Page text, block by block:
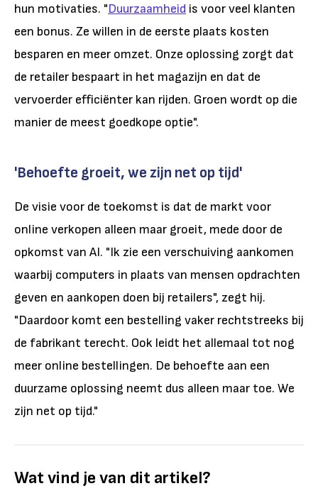
hun motivaties. "Duurzaamheid is voor veel klanten
een bonus. Ze willen in de eerste plaats kosten
besparen en meer omzet. Onze oplossing zorgt dat
de retailer bespaart in het magazijn en dat de
vervoerder efficiënter kan rijden. Groen wordt op die
manier de meest goedkope optie".
'Behoefte groeit, we zijn net op tijd'
De visie voor de toekomst is dat de markt voor
online verkopen alleen maar groeit, mede door de
opkomst van AI. "Ik zie een verschuiving aankomen
waarbij computers in plaats van mensen opdrachten
geven en aankopen doen bij retailers", zegt hij.
"Daardoor komt een bestelling vaker rechtstreeks bij
de fabrikant terecht. Ook leidt het allemaal tot nog
meer online bestellingen. De behoefte aan een
duurzame oplossing neemt dus alleen maar toe. We
zijn net op tijd."
Wat vind je van dit artikel?